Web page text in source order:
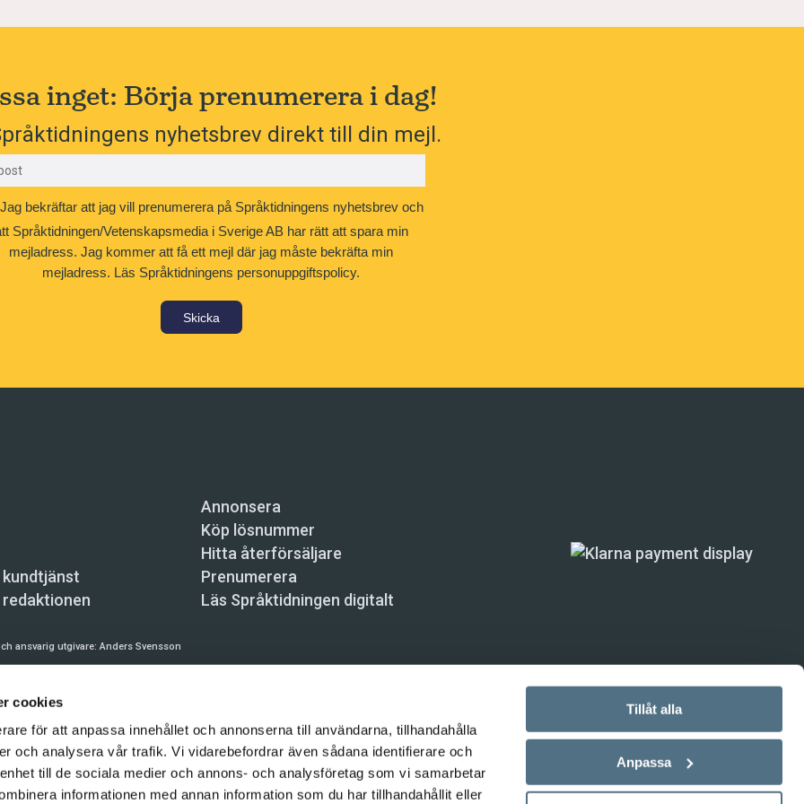
cookies
för att anpassa innehållet och annonserna till användarna, tillhandahålla
och analysera vår trafik. Vi vidarebefordrar även sådana identifierare och
till de sociala medier och annons- och analysföretag som vi samarbetar
informationen med annan information som du har tillhandahållit eller
Tillåt alla
Anpassa
inget: Börja prenumerera i dag!
nyhetsbrev direkt till din mejl.
Jag bekräftar att jag vill prenumerera på Språktidningens nyhetsbrev och
Språktidningen/Vetenskapsmedia i Sverige AB har rätt att spara min
mejladress. Jag kommer att få ett mejl där jag måste bekräfta min
mejladress. Läs Språktidningens personuppgiftspolicy.
Skicka
Annonsera
Köp lösnummer
Hitta återförsäljare
Prenumerera
Läs Språktidningen digitalt
ansvarig utgivare:Anders Svensson
08-121 062 34 (vardagar 8–17),
automatiska tjänster och maskinläsbara metoder (robotar, spiders, indexering och liknande) är inte
på denna webbplats är upphovsrättsligt skyddat.
och Vetenskapsmedia i Sverige AB 2026